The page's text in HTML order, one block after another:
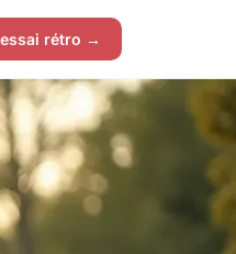
rétro →